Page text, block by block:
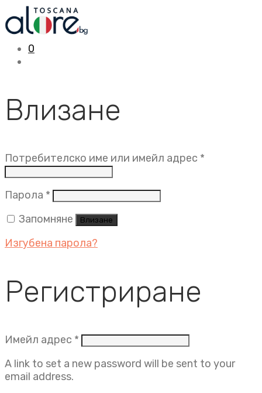
0
Влизане
Потребителско име или имейл адрес *
Парола * Задължително
Запомняне
Влизане
Изгубена парола?
Регистриране
Имейл адрес * Задължително
A link to set a new password will be sent to your
email address.